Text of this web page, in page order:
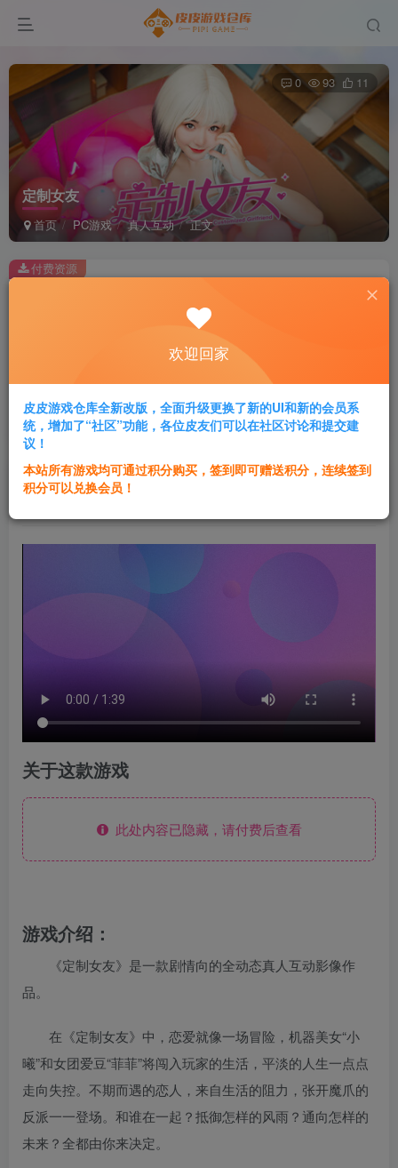
定制女友
首页 PC游戏 真人互动 正文
0 93 11
此内容为付费资源，请付费后查看
2积分
黄金会员免费 超级会员免费
登录购买
付费资源
群主1号
关于这款游戏
此处内容已隐藏，请付费后查看
游戏介绍：
《定制女友》是一款剧情向的全动态真人互动影像作
品。
在《定制女友》中，恋爱就像一场冒险，机器美女“小
曦”和女团爱豆“菲菲”将闯入玩家的生活，平淡的人生一点点
走向失控。不期而遇的恋人，来自生活的阻力，张开魔爪的
反派一一登场。和谁在一起？抵御怎样的风雨？通向怎样的
未来？全都由你来决定。
欢迎回家
皮皮游戏仓库全新改版，全面升级更换了新的UI和新的会员系
统，增加了“社区”功能，各位皮友们可以在社区讨论和提交建
议！
本站所有游戏均可通过积分购买，签到即可赠送积分，连续签到
积分可以兑换会员！